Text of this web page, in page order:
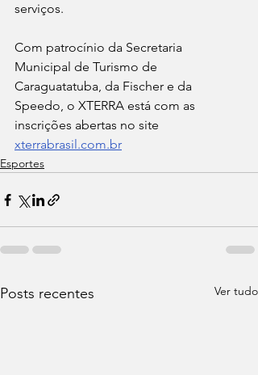
serviços.
Com patrocínio da Secretaria
Municipal de Turismo de
Caraguatatuba, da Fischer e da
Speedo, o XTERRA está com as
inscrições abertas no site
xterrabrasil.com.br
Esportes
Posts recentes Ver tudo